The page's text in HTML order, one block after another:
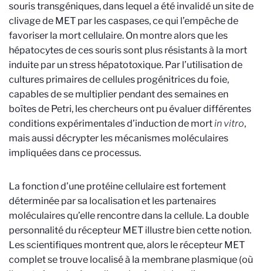
souris transgéniques, dans lequel a été invalidé un site de
clivage de MET par les caspases, ce qui l’empêche de
favoriser la mort cellulaire. On montre alors que les
hépatocytes de ces souris sont plus résistants à la mort
induite par un stress hépatotoxique. Par l’utilisation de
cultures primaires de cellules progénitrices du foie,
capables de se multiplier pendant des semaines en
boîtes de Petri, les chercheurs ont pu évaluer différentes
conditions expérimentales d’induction de mortin vitro,
mais aussi décrypter les mécanismes moléculaires
impliquées dans ce processus.
La fonction d’une protéine cellulaire est fortement
déterminée par sa localisation et les partenaires
moléculaires qu’elle rencontre dans la cellule. La double
personnalité du récepteur MET illustre bien cette notion.
Les scientifiques montrent que, alors le récepteur MET
complet se trouve localisé à la membrane plasmique (où